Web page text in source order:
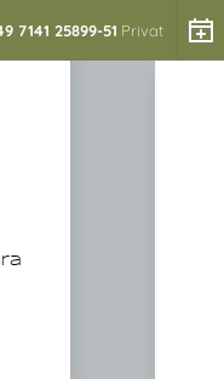
7141 25899-51 Privat